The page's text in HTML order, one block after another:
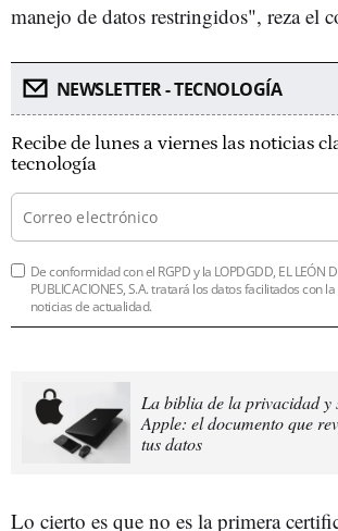
manejo de datos restringidos", reza el
NEWSLETTER - TECNOLOGÍA
Recibe de lunes a viernes las noticias
tecnología
De conformidad con el RGPD y la LOPDGDD, EL LEÓN
PUBLICACIONES, S.A. tratará los datos facilitados con
noticias de actualidad.
La biblia de la privacidad y
Apple: el documento que
tus datos
Lo cierto es que no es la primera